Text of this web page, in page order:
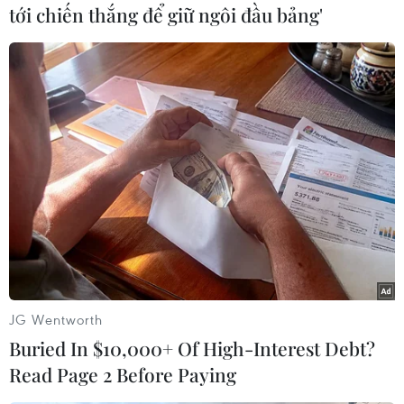
bốcục với những lớp chồng lên nhau của
Proenza Schouler hay áo liền váy bằng vảituyn
trong suốt của Balenciaga.
(Đẹp/Vietnam+)
tới chiến thắng để giữ ngôi đầu bảng'
JG Wentworth
Buried In $10,000+ Of High-Interest Debt?
Read Page 2 Before Paying